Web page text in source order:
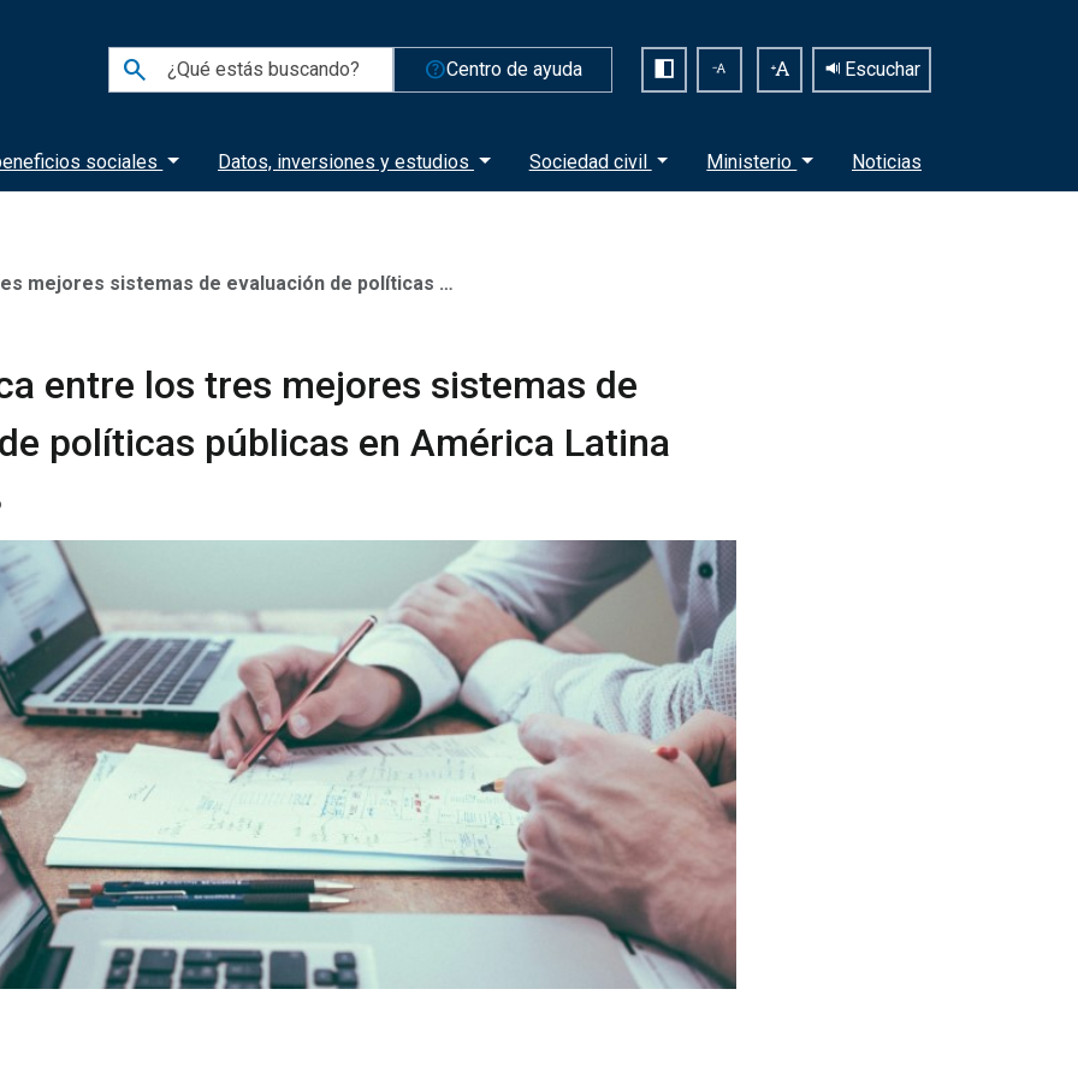
search help_outlineCentro de ayuda Escuchar
sociales Datos, inversiones y estudios Sociedad civil Ministerio Noticias
sistemas de evaluación de políticas públicas en América Latina
entre los tres mejores sistemas de
políticas públicas en América Latina